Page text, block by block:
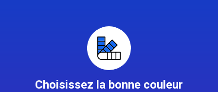
Choisissez la bonne couleur